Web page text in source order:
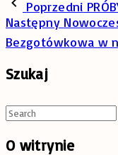
Poprzedni
Następny
Bezgotówkowa w
Szukaj
O witrynie